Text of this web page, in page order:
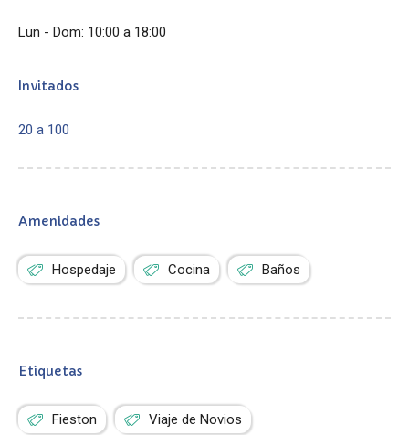
Lun - Dom: 10:00 a 18:00
Invitados
20 a 100
Amenidades
Hospedaje Cocina Baños
Etiquetas
Fieston Viaje de Novios